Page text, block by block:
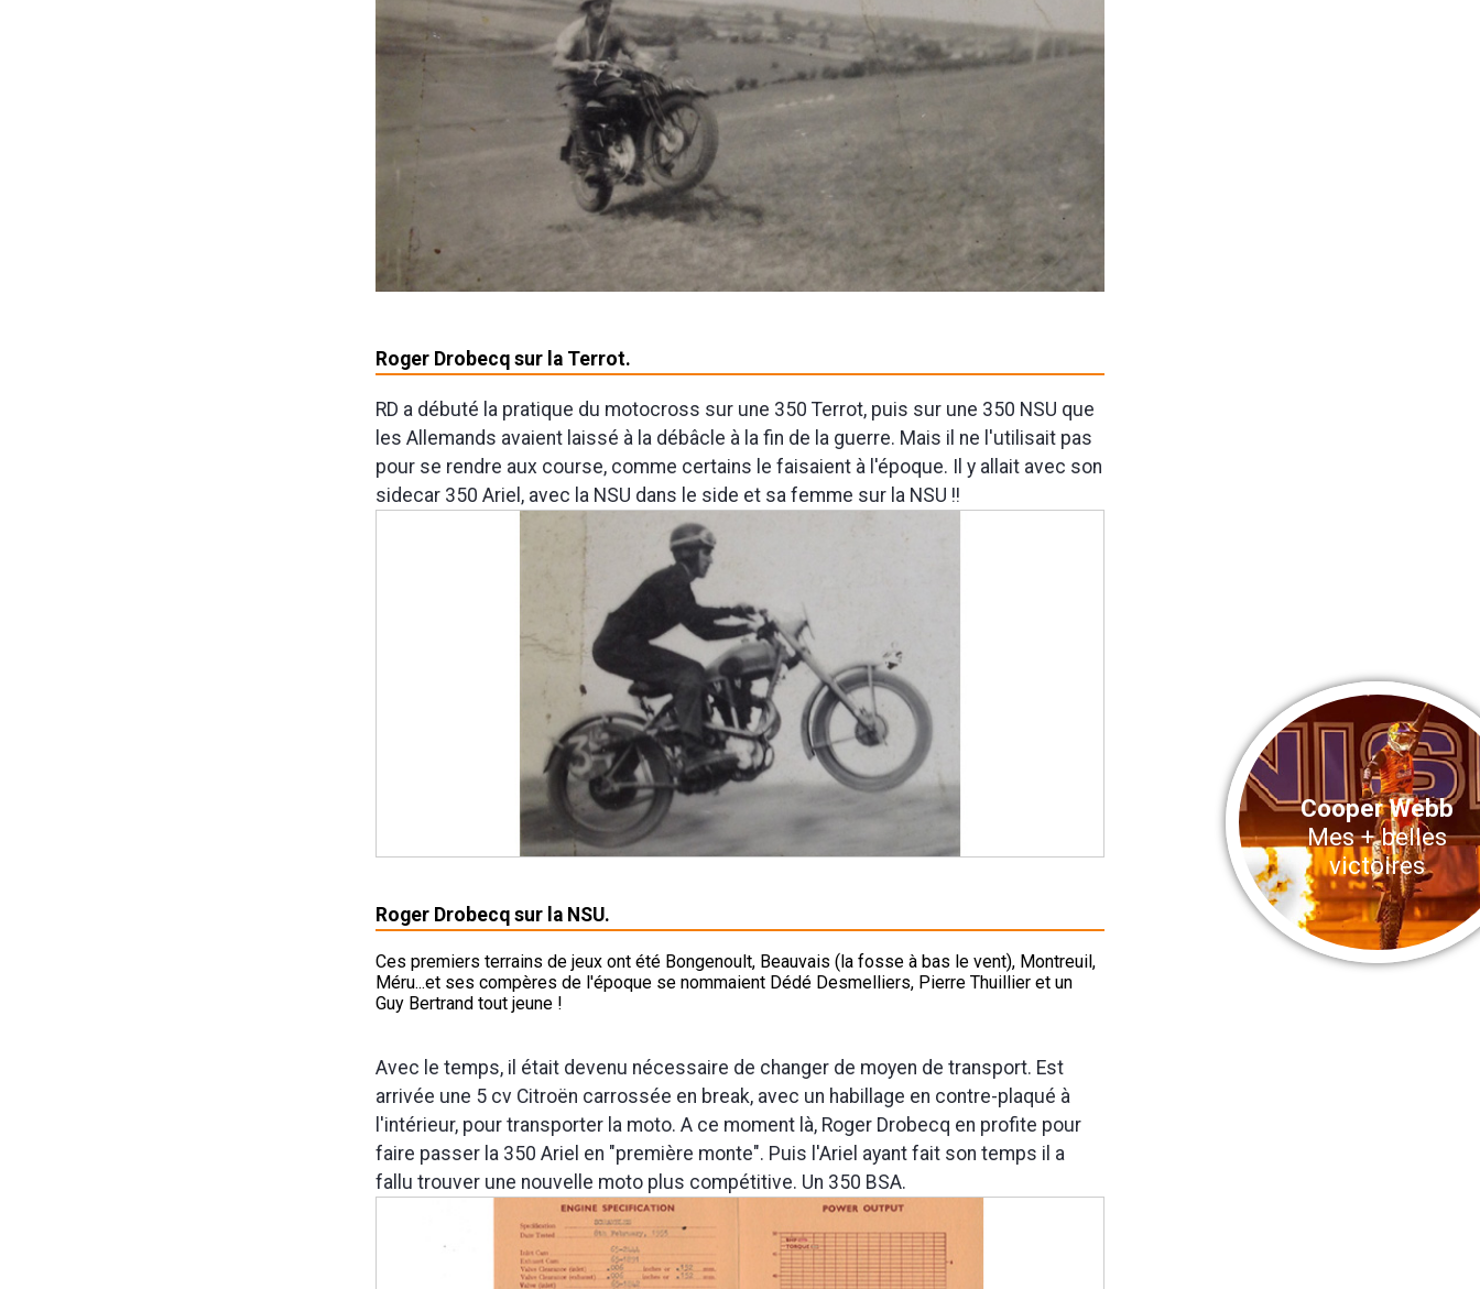
Cooper Webb
Mes + belles
victoires
Roger Drobecq sur la Terrot.
RD a débuté la pratique du motocross sur une 350 Terrot, puis sur une 350 NSU que
les Allemands avaient laissé à la débâcle à la fin de la guerre. Mais il ne l'utilisait pas
pour se rendre aux course, comme certains le faisaient à l'époque. Il y allait avec son
sidecar 350 Ariel, avec la NSU dans le side et sa femme sur la NSU !!
Roger Drobecq sur la NSU.
Ces premiers terrains de jeux ont été Bongenoult, Beauvais (la fosse à bas le vent), Montreuil,
Méru...et ses compères de l'époque se nommaient Dédé Desmelliers, Pierre Thuillier et un
Guy Bertrand tout jeune !
Avec le temps, il était devenu nécessaire de changer de moyen de transport. Est
arrivée une 5 cv Citroën carrossée en break, avec un habillage en contre-plaqué à
l'intérieur, pour transporter la moto. A ce moment là, Roger Drobecq en profite pour
faire passer la 350 Ariel en "première monte". Puis l'Ariel ayant fait son temps il a
fallu trouver une nouvelle moto plus compétitive. Un 350 BSA.